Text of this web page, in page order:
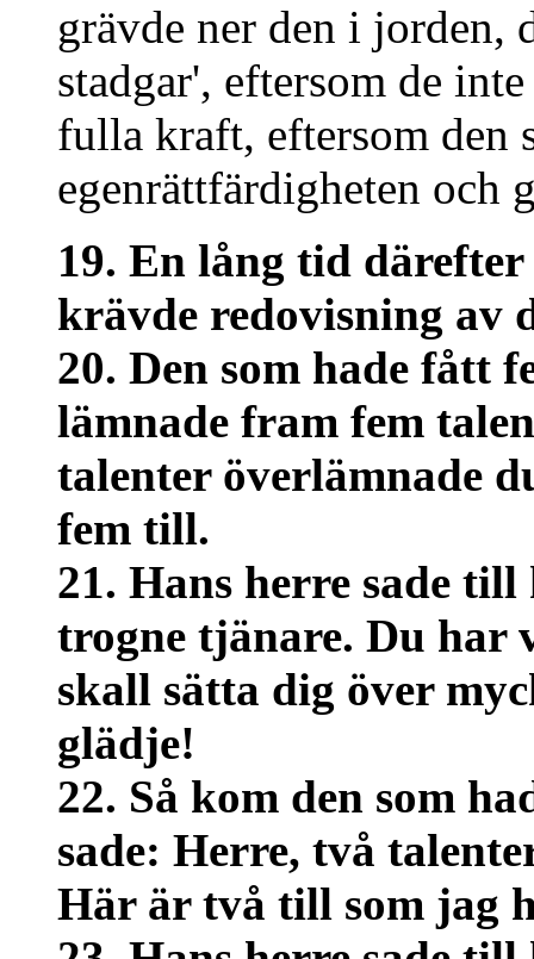
grävde ner den i jorden,
stadgar', eftersom de
fulla kraft, eftersom den
egenrättfärdigheten och
19. En lång tid
krävde redovisning av
20. Den som hade fått
lämnade fram fem
talenter överlämnade
fem till.
21. Hans herre sade
trogne tjänare. Du har
skall sätta dig över
glädje!
22. Så kom den som
sade: Herre, två
Här är två till som jag